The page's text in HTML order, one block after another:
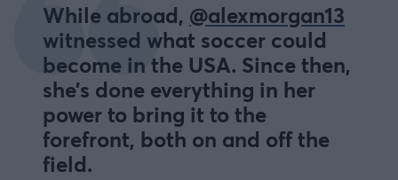
While abroad, @alexmorgan13
witnessed what soccer could
become in the USA. Since then,
she’s done everything in her
power to bring it to the
forefront, both on and off the
field.